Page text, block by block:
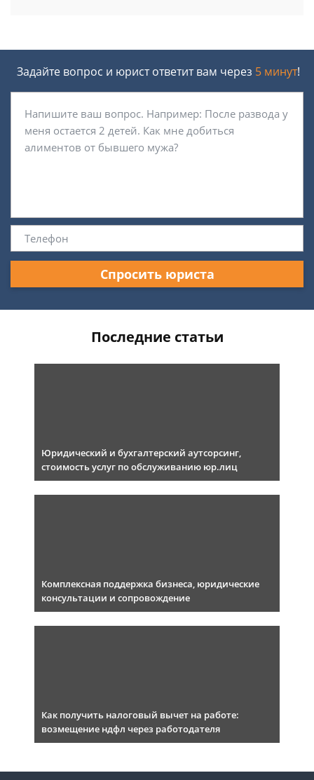
Задайте вопрос и юрист ответит вам через 5 минут!
Спросить юриста
Последние статьи
Юридический и бухгалтерский аутсорсинг,
стоимость услуг по обслуживанию юр.лиц
Комплексная поддержка бизнеса, юридические
консультации и сопровождение
Как получить налоговый вычет на работе:
возмещение ндфл через работодателя